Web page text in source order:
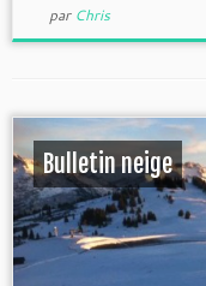
par Chris
Bulletin neige